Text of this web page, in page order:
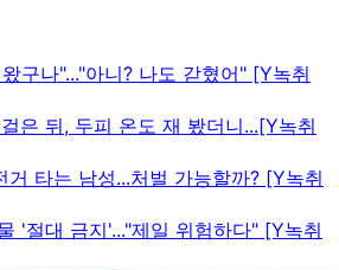
구나"..."아니? 나도 갇혔어" [Y녹취
은 뒤, 두피 온도 재 봤더니...[Y녹취
거 타는 남성...처벌 가능할까? [Y녹취
'절대 금지'..."제일 위험하다" [Y녹취